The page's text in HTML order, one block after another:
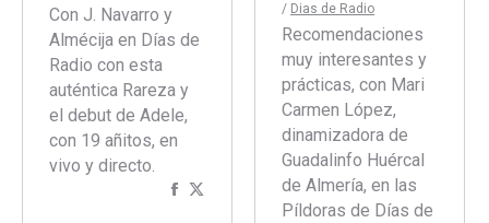
Con J. Navarro y
Almécija en Días de
Radio con esta
auténtica Rareza y
el debut de Adele,
con 19 añitos, en
vivo y directo.
Compartir
/ Dias de Radio
Recomendaciones
muy interesantes y
prácticas, con Mari
Carmen López,
dinamizadora de
Guadalinfo Huércal
de Almería, en las
Píldoras de Días de